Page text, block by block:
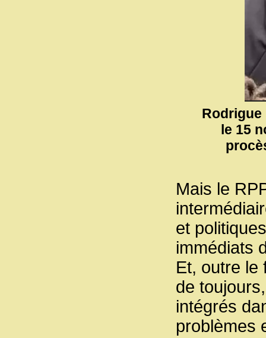
Rodrigue
le 15
Mais le
et
immédiats
Et, outre le
de
intégrés
problèmes